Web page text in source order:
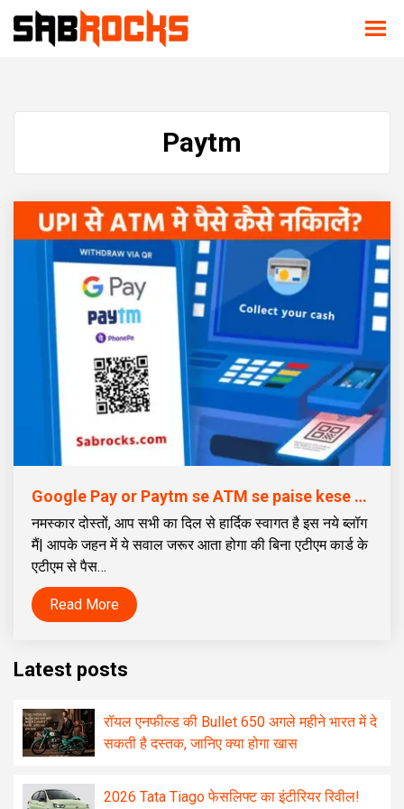
Paytm
Google Pay or Paytm se ATM se paise kese nikale | Google Pay या Paytm से ATM से पैसे कैसे निकालें
नमस्कार दोस्तों, आप सभी का दिल से हार्दिक स्वागत है इस नये ब्लॉग
मैं| आपके जहन में ये सवाल जरूर आता होगा की बिना एटीएम कार्ड के
एटीएम से पैस…
Read More
Latest posts
रॉयल एनफील्ड की Bullet 650 अगले महीने भारत में दे
सकती है दस्तक, जानिए क्या होगा खास
2026 Tata Tiago फेसलिफ्ट का इंटीरियर रिवील!